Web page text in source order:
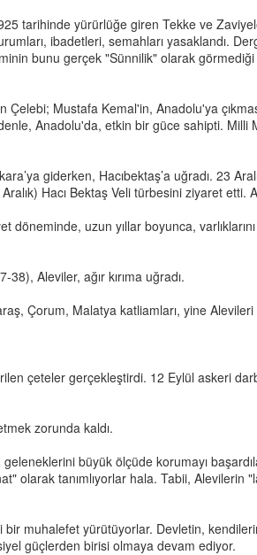
tarihinde yürürlüğe giren Tekke ve
ibadetleri, semahları yasaklandı.
bunu gerçek "Sünnilik" olarak
Mustafa Kemal'in, Anadolu'ya
Anadolu'da, etkin bir güce sahipti.
giderken, Hacıbektaş’a uğradı. 23
Hacı Bektaş Veli türbesini ziyaret etti.
uzun yıllar boyunca,
Aleviler, ağır kırıma uğradı.
Çorum, Malatya katliamları, yine Alevileri
çeteler gerçekleştirdi. 12 Eylül askeri
zorunda kaldı.
geleneklerini büyük ölçüde korumayı
tanımlıyorlar hala. Tabii, Alevilerin
muhalefet yürütüyorlar. Devletin,
güçlerden birisi olmaya devam ediyor.